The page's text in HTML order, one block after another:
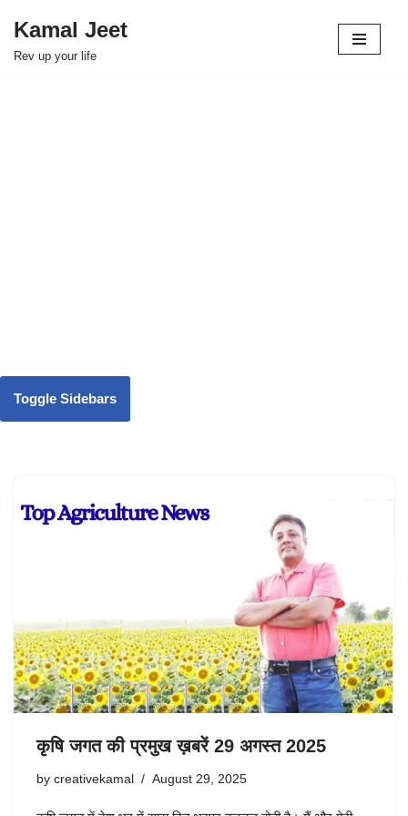
Skip
Kamal Jeet
Rev up your life
Toggle Sidebars
कृषि जगत की प्रमुख ख़बरें 29 अगस्त 2025
by creativekamal August 29, 2025